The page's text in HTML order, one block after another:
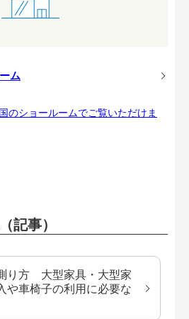
ム
のショールームでご覧いただけま
記事）
り方 大型家具・大型家
や車椅子の利用に必要な